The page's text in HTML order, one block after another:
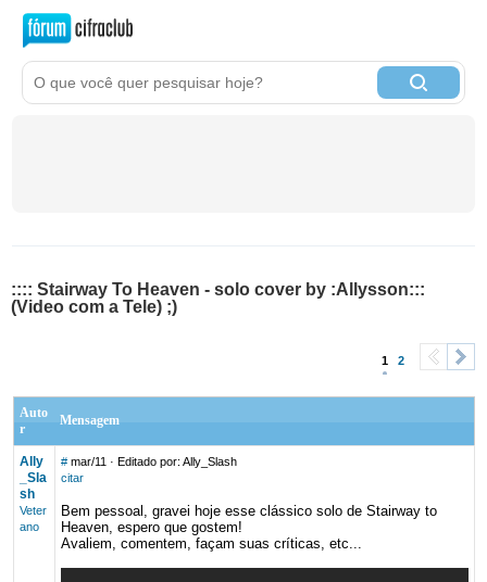
:::: Stairway To Heaven - solo cover by :Allysson:::
(Video com a Tele) ;)
1 2
Auto
r
Mensagem
Ally
_Sla
sh
Veter
ano
# mar/11 · Editado por: Ally_Slash
citar
Bem pessoal, gravei hoje esse clássico solo de Stairway to
Heaven, espero que gostem!
Avaliem, comentem, façam suas críticas, etc...